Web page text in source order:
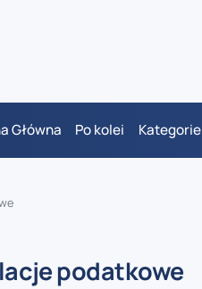
Główna Po kolei Kategorie
podatkowe